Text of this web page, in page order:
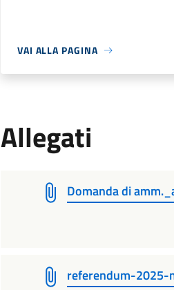
VAI ALLA PAGINA
Allegati
Domanda di
referendum-